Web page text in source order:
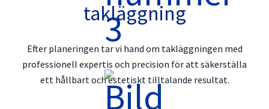
takläggning
Efter planeringen tar vi hand om takläggningen med
professionell expertis och precision för att säkerställa
ett hållbart och estetiskt tilltalande resultat.